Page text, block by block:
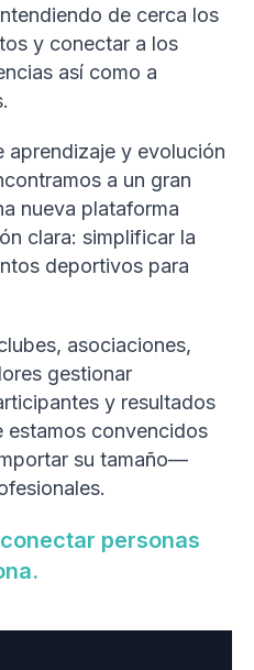
de cerca los
y conectar a los
así como a
aprendizaje y evolución
a un gran
nueva plataforma
clara: simplificar la
deportivos para
asociaciones,
gestionar
y resultados
estamos convencidos
su tamaño—
personas